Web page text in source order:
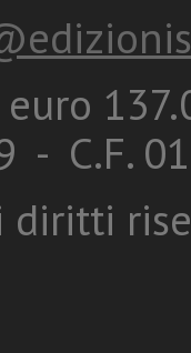
- C.F.
diritti